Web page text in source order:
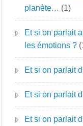
planète… (1)
Et si on parlait
les émotions ?
Et si on parlait
Et si on parlait
Et si on parlait